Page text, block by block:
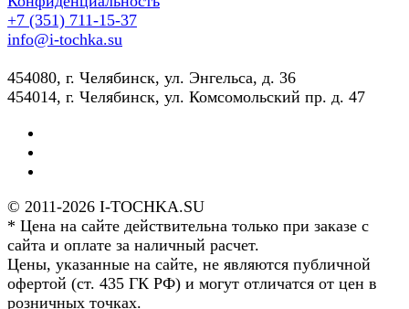
+7 (351) 711-15-37
info@i-tochka.su
​454080, г. Челябинск, ул. Энгельса, д. 36
454014, г. Челябинск, ул. Комсомольский пр. д. 47
© 2011-2026 I-TOCHKA.SU
* Цена на сайте действительна только при заказе с
сайта и оплате за наличный расчет.
Цены, указанные на сайте, не являются публичной
офертой (ст. 435 ГК РФ) и могут отличатся от цен в
розничных точках.